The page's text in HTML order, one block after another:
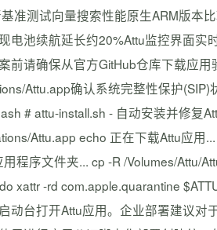
准测试向量搜索性能原生ARM版本
电池续航延长约20%Attu监控界面
前请确保从官方GitHub仓库下载应
Attu.app确认系统完整性保护
# attu-install.sh - 自动安装并修复
Attu.app echo 正在下载Attu应
程序文件夹... cp -R /Volumes/Attu/
xattr -rd com.apple.quarantine
动台打开Attu应用。企业部署建议